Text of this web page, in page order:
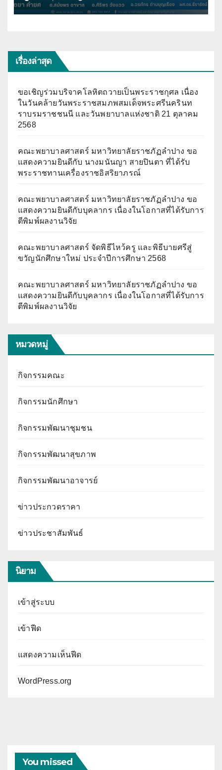
พิมพ์ผลงานวิจัย
เรื่องล่าสุด
ขอเชิญร่วมบริจาคโลหิตถวายเป็นพระราชกุศล เนื่อง
ในวันคล้ายวันพระราชสมภพสมเด็จพระศรีนครินท
ราบรมราชชนนี และวันพยาบาลแห่งชาติ 21 ตุลาคม
2568
คณะพยาบาลศาสตร์ มหาวิทยาลัยราชภัฏลำปาง ขอ
แสดงความยินดีกับ นางมนันญา สายปินตา ที่ได้รับ
พระราชทานเครื่องราชอิสริยาภรณ์
คณะพยาบาลศาสตร์ มหาวิทยาลัยราชภัฏลำปาง ขอ
แสดงความยินดีกับบุคลากร เนื่องในโอกาสที่ได้รับการ
ตีพิมพ์ผลงานวิจัย
คณะพยาบาลศาสตร์ จัดพิธีไหว้ครู และพิธีบายศรีสู่
ขวัญนักศึกษาใหม่ ประจำปีการศึกษา 2568
คณะพยาบาลศาสตร์ มหาวิทยาลัยราชภัฏลำปาง ขอ
แสดงความยินดีกับบุคลากร เนื่องในโอกาสที่ได้รับการ
ตีพิมพ์ผลงานวิจัย
หมวดหมู่
กิจกรรมคณะ
กิจกรรมนักศึกษา
กิจกรรมพัฒนาชุมชน
กิจกรรมพัฒนาสุขภาพ
กิจกรรมพัฒนาอาจารย์
ข่าวประกวดราคา
ข่าวประชาสัมพันธ์
นิยาม
เข้าสู่ระบบ
เข้าฟีด
แสดงความเห็นฟีด
WordPress.org
You missed